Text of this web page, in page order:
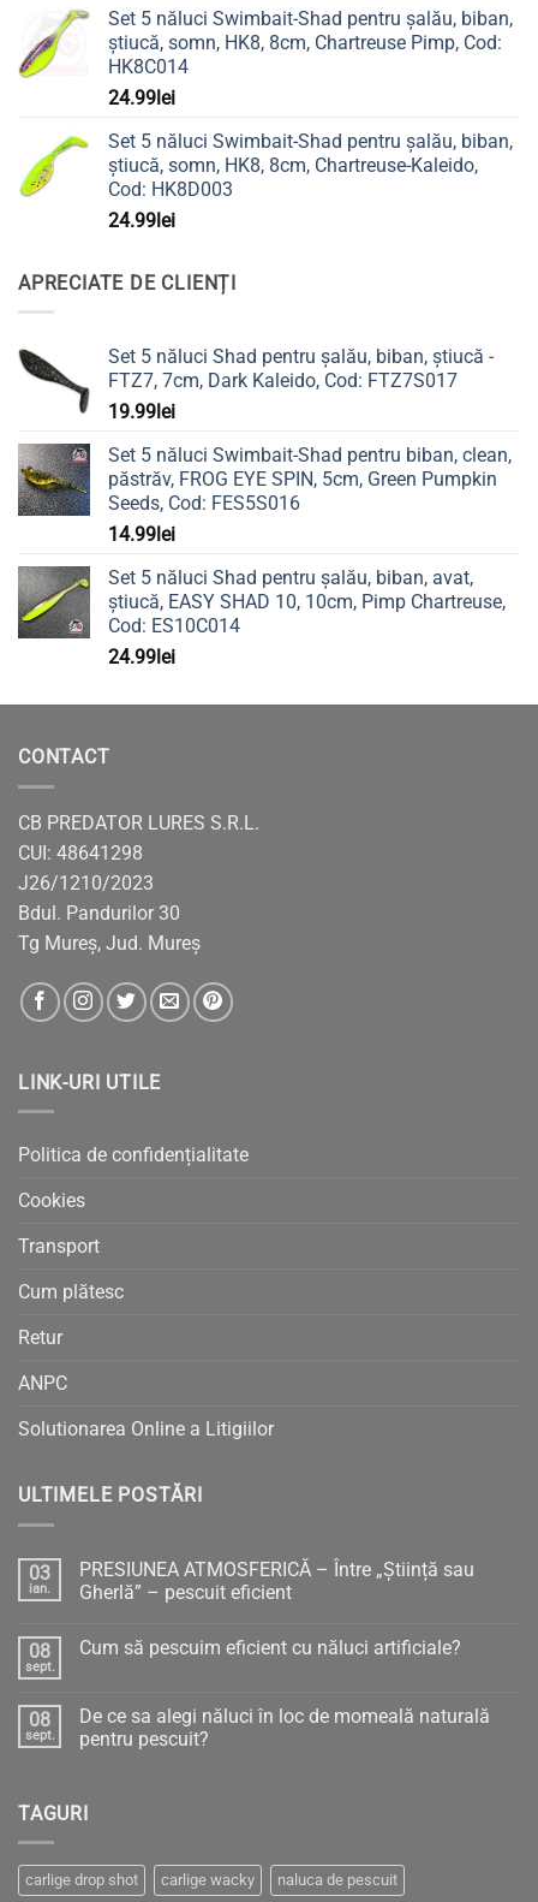
Set 5 năluci Swimbait-Shad pentru șalău, biban,
știucă, somn, HK8, 8cm, Chartreuse Pimp, Cod:
HK8C014
24.99lei
Set 5 năluci Swimbait-Shad pentru șalău, biban,
știucă, somn, HK8, 8cm, Chartreuse-Kaleido,
Cod: HK8D003
24.99lei
APRECIATE DE CLIENȚI
Set 5 năluci Shad pentru șalău, biban, știucă -
FTZ7, 7cm, Dark Kaleido, Cod: FTZ7S017
19.99lei
Set 5 năluci Swimbait-Shad pentru biban, clean,
păstrăv, FROG EYE SPIN, 5cm, Green Pumpkin
Seeds, Cod: FES5S016
14.99lei
Set 5 năluci Shad pentru șalău, biban, avat,
știucă, EASY SHAD 10, 10cm, Pimp Chartreuse,
Cod: ES10C014
24.99lei
CONTACT
CB PREDATOR LURES S.R.L.
CUI: 48641298
J26/1210/2023
Bdul. Pandurilor 30
Tg Mureș, Jud. Mureș
LINK-URI UTILE
Politica de confidențialitate
Cookies
Transport
Cum plătesc
Retur
ANPC
Solutionarea Online a Litigiilor
ULTIMELE POSTĂRI
03
ian.
PRESIUNEA ATMOSFERICĂ – Între „Știință sau
Gherlă” – pescuit eficient
la
Între
„Știință
sau
eficient
08
sept.
Cum să pescuim eficient cu năluci artificiale?
Cum
să
pescuim
artificiale?
08
sept.
De ce sa alegi năluci în loc de momeală naturală
pentru pescuit?
De
ce
năluci
în
TAGURI
carlige drop shot carlige wacky naluca de pescuit